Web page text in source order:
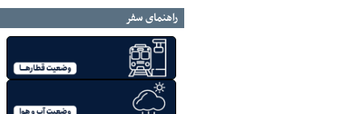
راهنمای سفر